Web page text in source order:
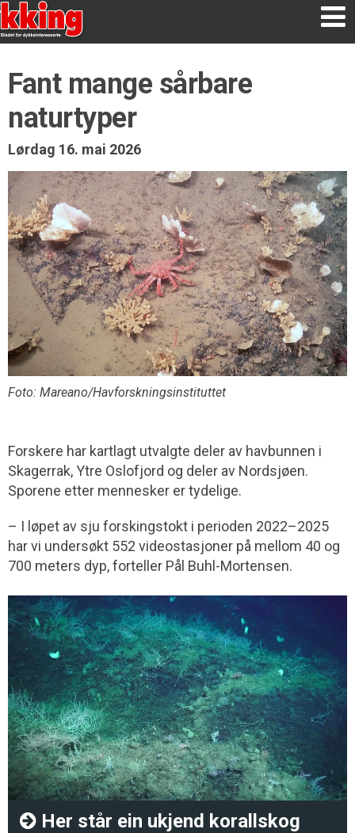
Fant mange sårbare
naturtyper
Lørdag 16. mai 2026
Foto: Mareano/Havforskningsinstituttet
Forskere har kartlagt utvalgte deler av havbunnen i
Skagerrak, Ytre Oslofjord og deler av Nordsjøen.
Sporene etter mennesker er tydelige.
– I løpet av sju forskingstokt i perioden 2022–2025
har vi undersøkt 552 videostasjoner på mellom 40 og
700 meters dyp, forteller Pål Buhl-Mortensen.
Her står ein ukjend korallskog